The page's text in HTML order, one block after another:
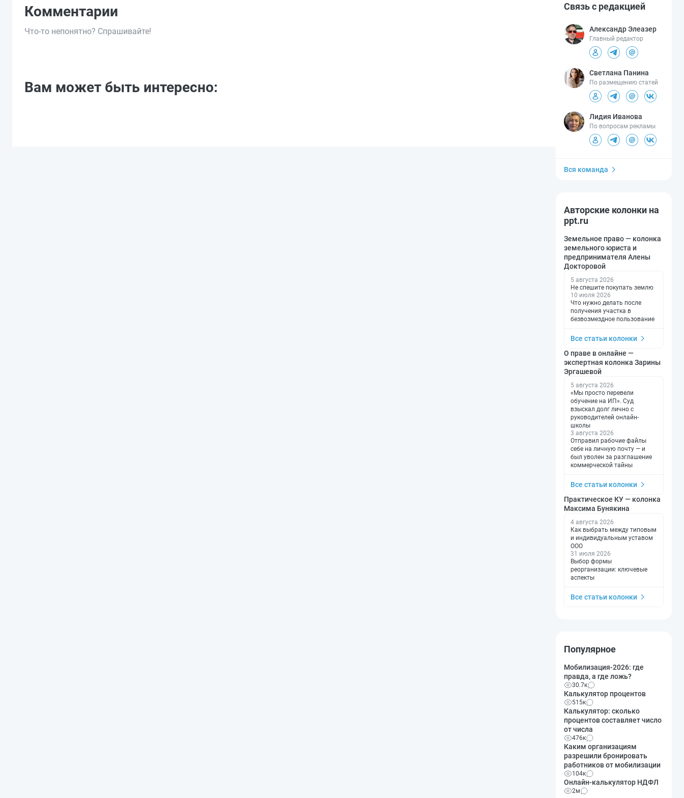
Комментарии
Что-то непонятно? Спрашивайте!
Вам может быть интересно:
Связь с редакцией
Александр Элеазер
Главный редактор
Светлана Панина
По размещению статей
Лидия Иванова
По вопросам рекламы
Вся команда
Авторские колонки на
ppt.ru
Земельное право — колонка
земельного юриста и
предпринимателя Алены
Докторовой
5 августа 2026
Не спешите покупать землю
10 июля 2026
Что нужно делать после
получения участка в
безвозмездное пользование
Все статьи колонки
О праве в онлайне —
экспертная колонка Зарины
Эргашевой
5 августа 2026
«Мы просто перевели
обучение на ИП». Суд
взыскал долг лично с
руководителей онлайн-
школы
3 августа 2026
Отправил рабочие файлы
себе на личную почту — и
был уволен за разглашение
коммерческой тайны
Все статьи колонки
Практическое КУ — колонка
Максима Бунякина
4 августа 2026
Как выбрать между типовым
и индивидуальным уставом
ООО
31 июля 2026
Выбор формы
реорганизации: ключевые
аспекты
Все статьи колонки
Популярное
Мобилизация-2026: где
правда, а где ложь?
30.7к
Калькулятор процентов
515к
Калькулятор: сколько
процентов составляет число
от числа
476к
Каким организациям
разрешили бронировать
работников от мобилизации
104к
Онлайн-калькулятор НДФЛ
2м